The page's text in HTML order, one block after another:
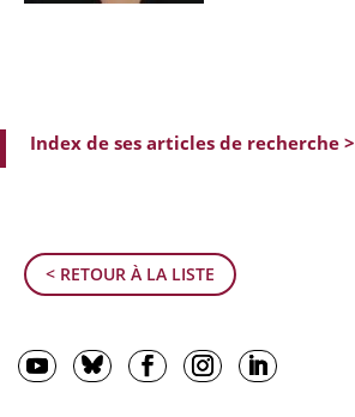
< RETOUR À LA LISTE
Index de ses articles de recherche >